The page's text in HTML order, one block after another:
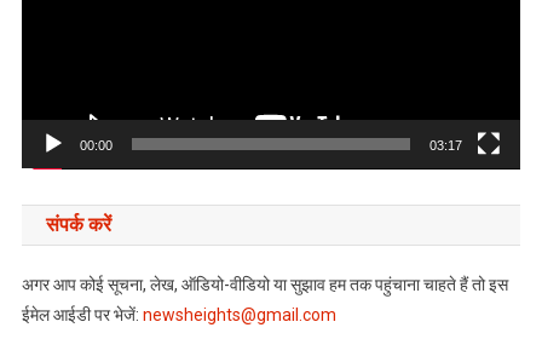
00:00 03:17
संपर्क करें
अगर आप कोई सूचना, लेख, ऑडियो-वीडियो या सुझाव हम तक पहुंचाना चाहते हैं तो इस
ईमेल आईडी पर भेजें: newsheights@gmail.com